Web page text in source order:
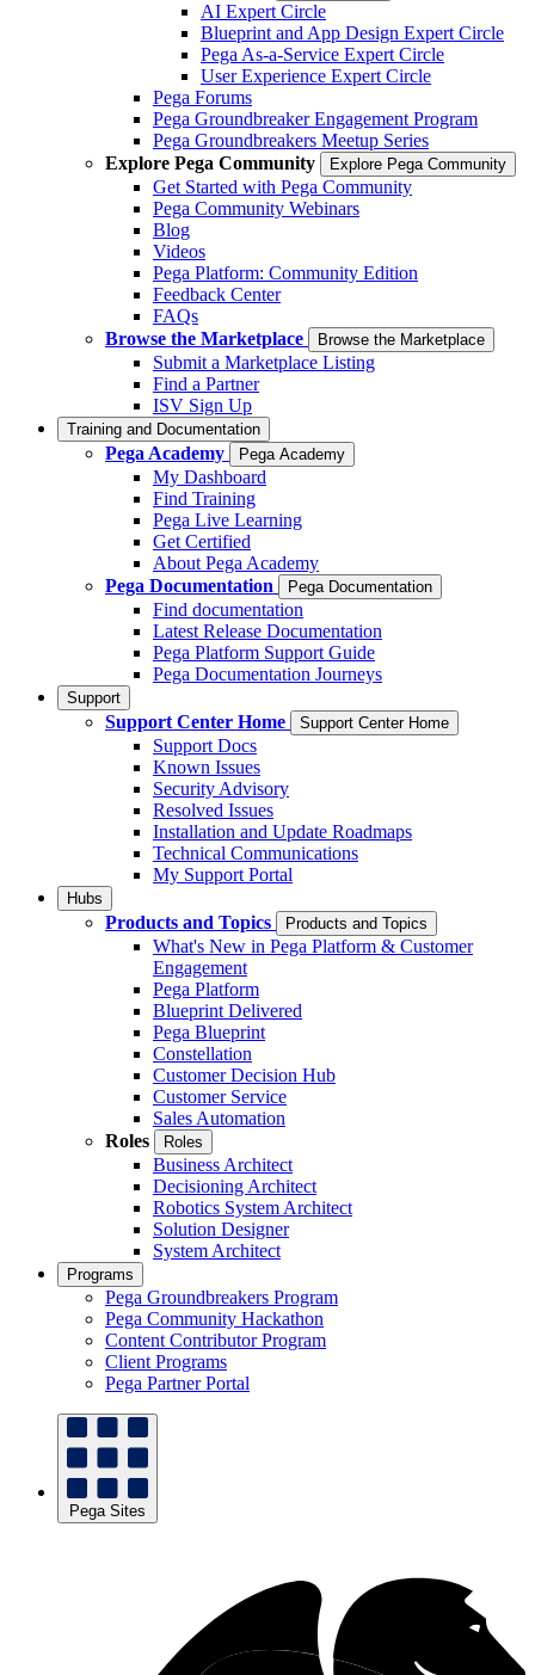
AI Expert Circle
Blueprint and App Design Expert Circle
Pega As-a-Service Expert Circle
User Experience Expert Circle
Pega Forums
Pega Groundbreaker Engagement Program
Pega Groundbreakers Meetup Series
Explore Pega Community
Explore Pega Community
Get Started with Pega Community
Pega Community Webinars
Blog
Videos
Pega Platform: Community Edition
Feedback Center
FAQs
Browse the Marketplace
Browse the Marketplace
Submit a Marketplace Listing
Find a Partner
ISV Sign Up
Training and Documentation
Pega Academy Pega Academy
My Dashboard
Find Training
Pega Live Learning
Get Certified
About Pega Academy
Pega Documentation
Pega Documentation
Find documentation
Latest Release Documentation
Pega Platform Support Guide
Pega Documentation Journeys
Support
Support Center Home Support Center Home
Support Docs
Known Issues
Security Advisory
Resolved Issues
Installation and Update Roadmaps
Technical Communications
My Support Portal
Hubs
Products and Topics Products and Topics
What's New in Pega Platform & Customer
Engagement
Pega Platform
Blueprint Delivered
Pega Blueprint
Constellation
Customer Decision Hub
Customer Service
Sales Automation
Roles
Roles
Business Architect
Decisioning Architect
Robotics System Architect
Solution Designer
System Architect
Programs
Pega Groundbreakers Program
Pega Community Hackathon
Content Contributor Program
Client Programs
Pega Partner Portal
Pega Sites